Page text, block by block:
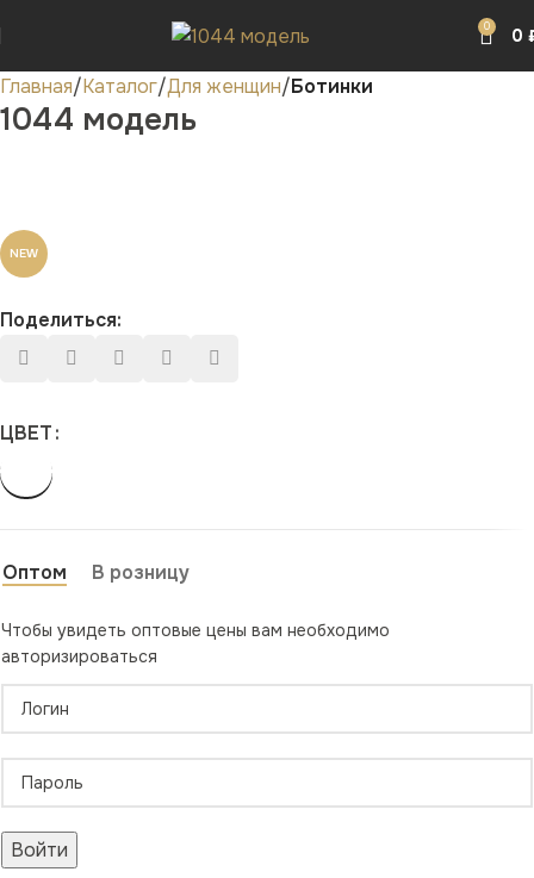
0 0
Главная Каталог Для женщин Ботинки
1044 модель
NEW
Поделиться:
ЦВЕТ
Оптом В розницу
Чтобы увидеть оптовые цены вам необходимо
авторизироваться
Войти